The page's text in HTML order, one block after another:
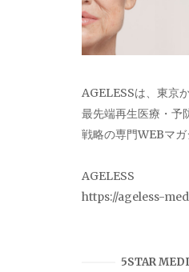
AGELESSは、東京
最先端再生医療・予
戦略の専門WEBマガ
AGELESS
https://ageless-
5STAR